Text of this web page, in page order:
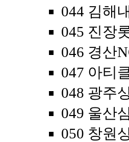
044 김해
045 진장
046 경산
047 아티
048 광주
049 울산
050 창원